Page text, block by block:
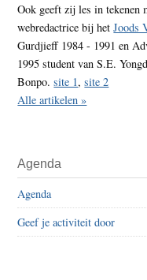
Ook geeft zij les in tekenen
webredactrice bij hetJoods
Gurdjieff 1984 - 1991 en
1995 student van S.E.
Bonpo.site 1,site 2
Alle artikelen »
Agenda
Agenda
Geef je activiteit door